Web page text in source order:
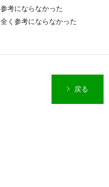
参考にならなかった
全く参考にならなかった
戻る